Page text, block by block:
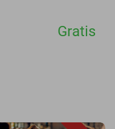
Gratis